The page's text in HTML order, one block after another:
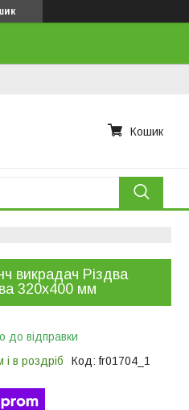
Кошик
викрадач Різдва
320х400 мм
до відправки
і в роздріб
Код:fr01704_1